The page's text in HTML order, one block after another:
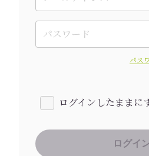
パス
ログインしたままに